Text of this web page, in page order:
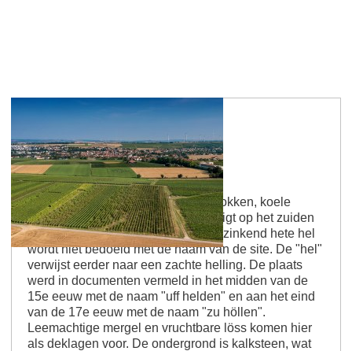
Saulheimer Hölle
Kalksteenhel: Zonovergoten wijnstokken, koele
kalksteenaroma's. Ja, het terrein ligt op het zuiden
en is zonovergoten. Maar nee, een zinkend hete hel
wordt niet bedoeld met de naam van de site. De "hel"
verwijst eerder naar een zachte helling. De plaats
werd in documenten vermeld in het midden van de
15e eeuw met de naam "uff helden" en aan het eind
van de 17e eeuw met de naam "zu höllen".
Leemachtige mergel en vruchtbare löss komen hier
als deklagen voor. De ondergrond is kalksteen, wat